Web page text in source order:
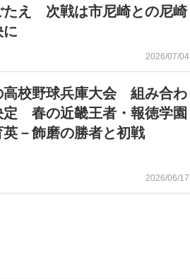
たえ 次戦は市尼崎との尼崎
に
2026/07/04
高校野球兵庫大会 組み合わ
定 春の近畿王者・報徳学園
英－飾磨の勝者と初戦
2026/06/17